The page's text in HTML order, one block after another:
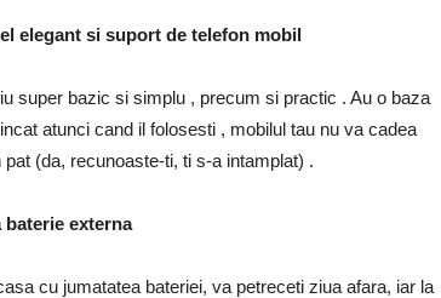
elegant si suport de telefon mobil
super bazic si simplu , precum si practic . Au o baza
atunci cand il folosesti , mobilul tau nu va cadea
(da, recunoaste-ti, ti s-a intamplat) .
baterie externa
cu jumatatea bateriei, va petreceti ziua afara, iar la